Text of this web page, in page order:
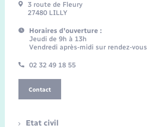
3 route de Fleury
27480 LILLY
Horaires d'ouverture :
Jeudi de 9h à 13h
Vendredi après-midi sur rendez-vous
02 32 49 18 55
Contact
Etat civil